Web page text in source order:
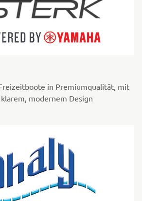
in Premiumqualität, mit
modernem Design